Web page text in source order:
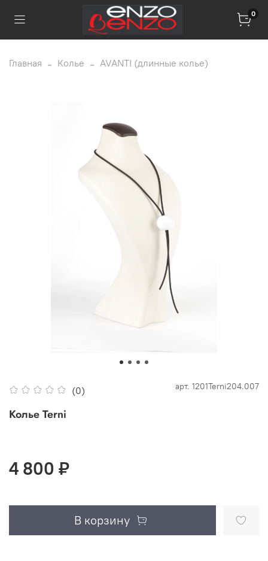
0
Главная Колье AVANTI (длинные колье)
(0) арт. 1201Terni204.007
Колье Terni
4 800 ₽
В корзину